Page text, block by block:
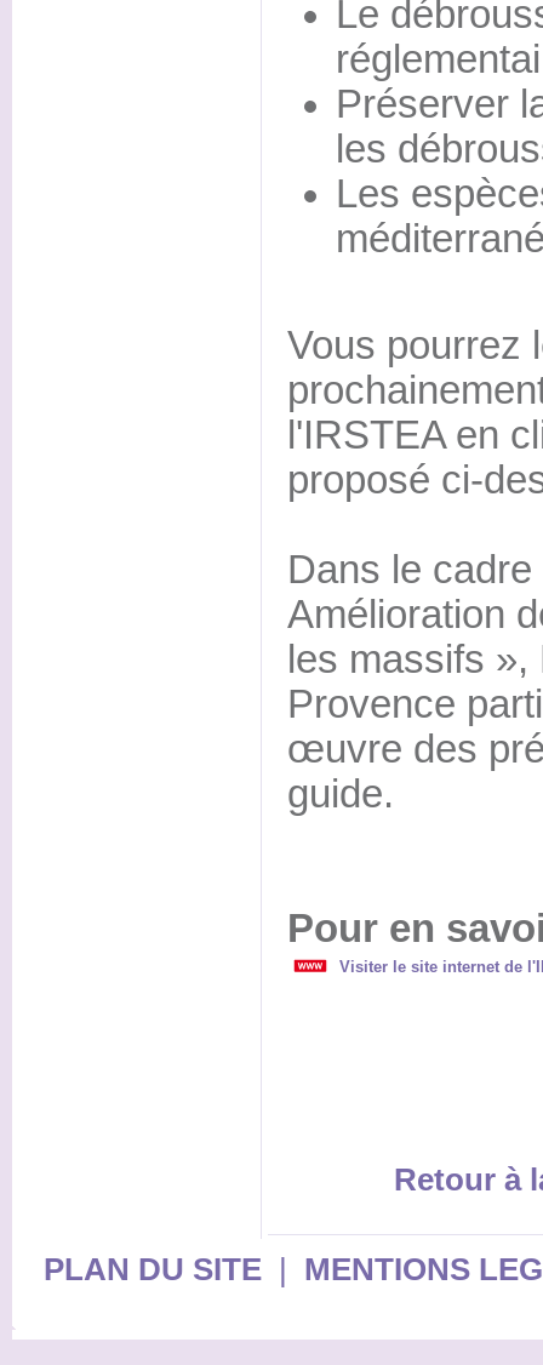
Le
Préserver
les
Les
Vous pourrez
l'IRSTEA en
proposé ci-
Dans le
Amélioration
les massifs
Provence
œuvre des
guide.
Pour en
Visiter le site internet de
Retour à
PLAN DU SITE| MENTIONS